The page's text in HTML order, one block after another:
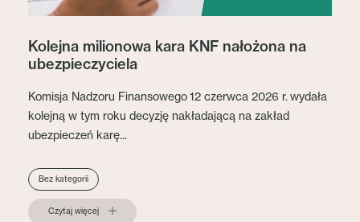
Kolejna milionowa kara KNF nałożona na
ubezpieczyciela
Komisja Nadzoru Finansowego 12 czerwca 2026 r. wydała
kolejną w tym roku decyzję nakładającą na zakład
ubezpieczeń karę...
Bez kategorii
Czytaj więcej